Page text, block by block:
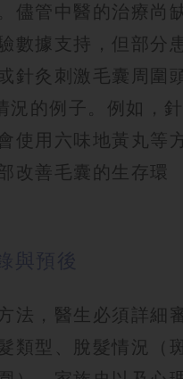
儘管中醫的治療尚
數據支持，但部分
針灸刺激毛囊周圍
況的例子。例如，
使用六味地黃丸等
改善毛囊的生存環
法，醫生必須詳細
類型、脫髮情況（